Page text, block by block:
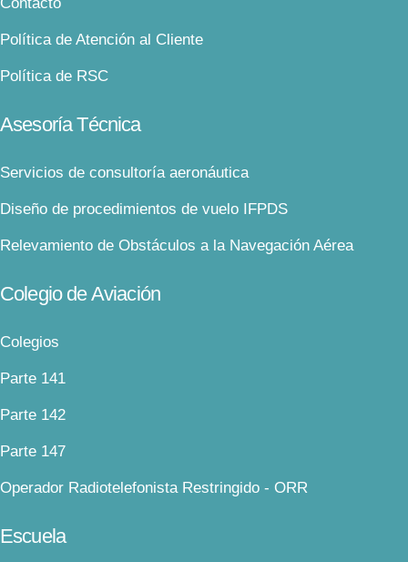
Contacto
Política de Atención al Cliente
Política de RSC
Asesoría Técnica
Servicios de consultoría aeronáutica
Diseño de procedimientos de vuelo IFPDS
Relevamiento de Obstáculos a la Navegación Aérea
Colegio de Aviación
Colegios
Parte 141
Parte 142
Parte 147
Operador Radiotelefonista Restringido - ORR
Escuela